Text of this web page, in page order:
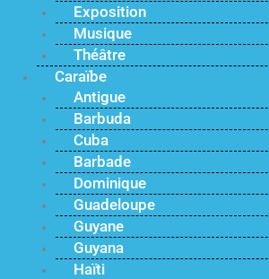
Exposition
Musique
Théâtre
Caraïbe
Antigue
Barbuda
Cuba
Barbade
Dominique
Guadeloupe
Guyane
Guyana
Haïti